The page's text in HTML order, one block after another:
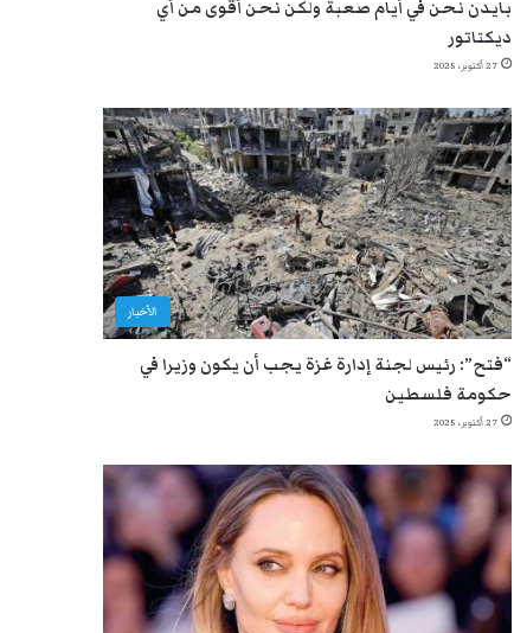
بايدن نحن في أيام صعبة ولكن نحن أقوى من أي
ديكتاتور
27 أكتوبر، 2025
الأخبار
“فتح”: رئيس لجنة إدارة غزة يجب أن يكون وزيرا في
حكومة فلسطين
27 أكتوبر، 2025